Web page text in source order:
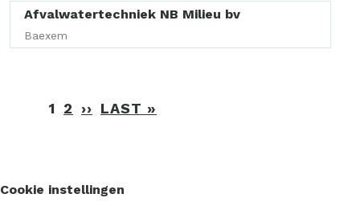
Afvalwatertechniek NB Milieu bv
Baexem
Paginering
1 2 ›› VOLGENDE
LAST »
Cookie instellingen